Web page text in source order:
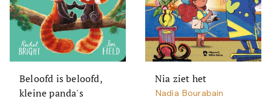
Beloofd is beloofd,
kleine panda's
Nia ziet het
Nadia Bourabain